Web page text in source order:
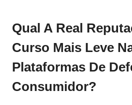
Qual A Real
Curso Mais Leve
Plataformas De
Consumidor?